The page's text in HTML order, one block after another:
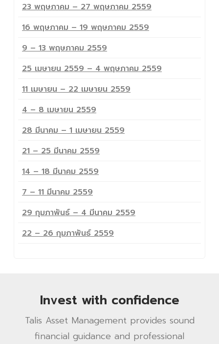
23 พฤษภาคม – 27 พฤษภาคม 2559
16 พฤษภาคม – 19 พฤษภาคม 2559
9 – 13 พฤษภาคม 2559
25 เมษายน 2559 – 4 พฤษภาคม 2559
11 เมษายน – 22 เมษายน 2559
4 – 8 เมษายน 2559
28 มีนาคม – 1 เมษายน 2559
21 – 25 มีนาคม 2559
14 – 18 มีนาคม 2559
7 – 11 มีนาคม 2559
29 กุมภาพันธ์ – 4 มีนาคม 2559
22 – 26 กุมภาพันธ์ 2559
Invest with confidence
Talis Asset Management provides sound
financial guidance and professional